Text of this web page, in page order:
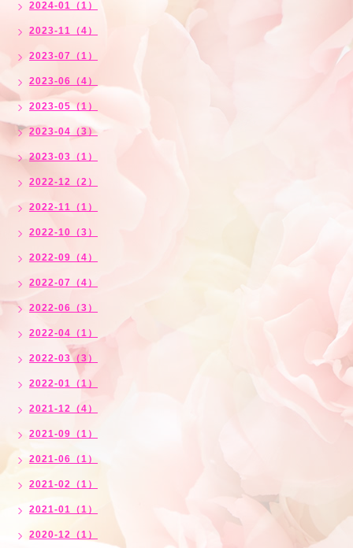
2024-01（1）
2023-11（4）
2023-07（1）
2023-06（4）
2023-05（1）
2023-04（3）
2023-03（1）
2022-12（2）
2022-11（1）
2022-10（3）
2022-09（4）
2022-07（4）
2022-06（3）
2022-04（1）
2022-03（3）
2022-01（1）
2021-12（4）
2021-09（1）
2021-06（1）
2021-02（1）
2021-01（1）
2020-12（1）